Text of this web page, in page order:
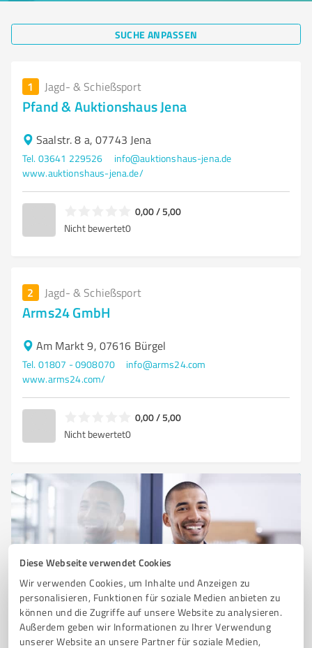
Diese Webseite verwendet Cookies
Wir verwenden Cookies, um Inhalte und Anzeigen zu
personalisieren, Funktionen für soziale Medien anbieten zu
können und die Zugriffe auf unsere Website zu analysieren.
Außerdem geben wir Informationen zu Ihrer Verwendung
unserer Website an unsere Partner für soziale Medien,
SUCHE ANPASSEN
1 Jagd- & Schießsport
Pfand & Auktionshaus Jena
Saalstr. 8 a, 07743 Jena
Tel. 03641 229526
info@auktionshaus-jena.de
www.auktionshaus-jena.de/
0,00 / 5,00
Nicht bewertet0
2 Jagd- & Schießsport
Arms24 GmbH
Am Markt 9, 07616 Bürgel
Tel. 01807 - 0908070
info@arms24.com
www.arms24.com/
0,00 / 5,00
Nicht bewertet0
Sie möchten auch hier gelistet werden?
Registrieren Sie sich jetzt und werden Sie ein von